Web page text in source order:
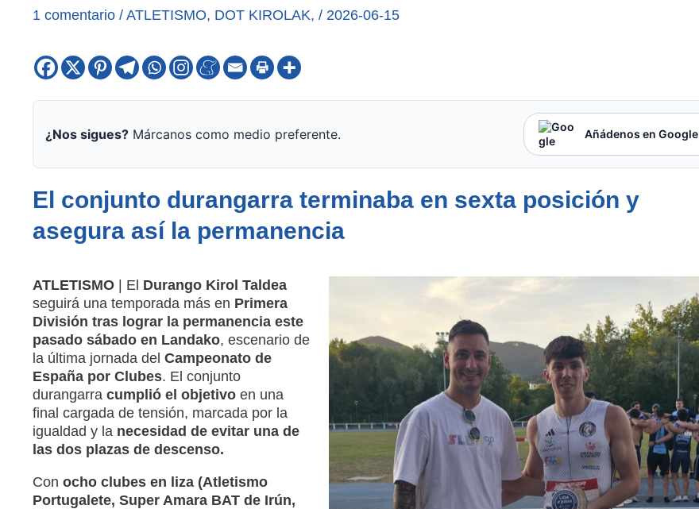
1 comentario / ATLETISMO, DOT KIROLAK, / 2026-06-15
¿Nos sigues?Márcanos como medio preferente. Añádenos en Google
El conjunto durangarra terminaba en sexta posición y
asegura así la permanencia
ATLETISMO| El Durango Kirol Taldea
seguirá una temporada más en Primera
División tras lograr la permanencia este
pasado sábado en Landako, escenario de
la última jornada del Campeonato de
España por Clubes. El conjunto
durangarra cumplió el objetivoen una
final cargada de tensión, marcada por la
igualdad y la necesidad de evitar una de
las dos plazas de descenso.
Con ocho clubes en liza (Atletismo
Portugalete, Super Amara BAT de Irún,